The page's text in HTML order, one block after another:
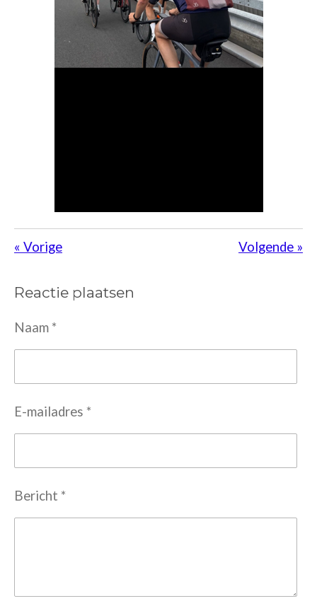
« Vorige Volgende »
Reactie plaatsen
Naam *
E-mailadres *
Bericht *